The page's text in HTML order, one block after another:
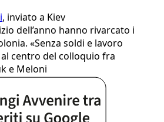
, inviato a Kiev
dell’anno hanno rivarcato i
«Senza soldi e lavoro
al centro del colloquio fra
e Meloni